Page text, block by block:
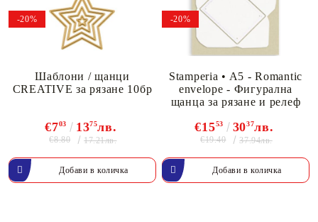
-20%
Шаблони / щанци
CREATIVE за рязане 10бр
€703 1375лв.
€8.80 17.21лв.
-20%
Stamperia • A5 - Romantic
envelope - Фигурална
щанца за рязане и релеф
€1553 3037лв.
€19.40 37.94лв.